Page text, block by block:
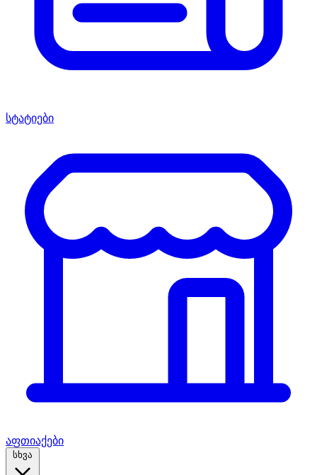
სტატიები
აფთიაქები
სხვა